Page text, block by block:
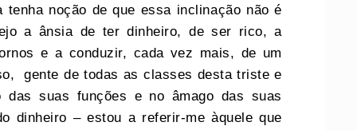
noção de que essa inclinação não é
a ânsia de ter dinheiro, de ser rico, a
e a conduzir, cada vez mais, de um
gente de todas as classes desta triste e
das suas funções e no âmago das suas
dinheiro – estou a referir-me àquele que